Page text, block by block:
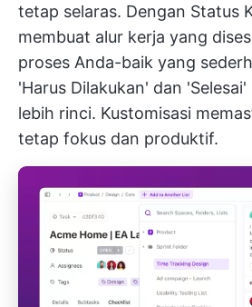
tetap selaras. Dengan Status
membuat alur kerja yang
proses Anda-baik yang
'Harus Dilakukan' dan
lebih rinci. Kustomisasi
tetap fokus dan produktif.